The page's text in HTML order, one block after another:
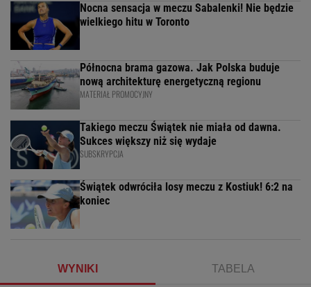
Nocna sensacja w meczu Sabalenki! Nie będzie
wielkiego hitu w Toronto
Północna brama gazowa. Jak Polska buduje
nową architekturę energetyczną regionu
MATERIAŁ PROMOCYJNY
Takiego meczu Świątek nie miała od dawna.
Sukces większy niż się wydaje
SUBSKRYPCJA
Świątek odwróciła losy meczu z Kostiuk! 6:2 na
koniec
WYNIKI TABELA